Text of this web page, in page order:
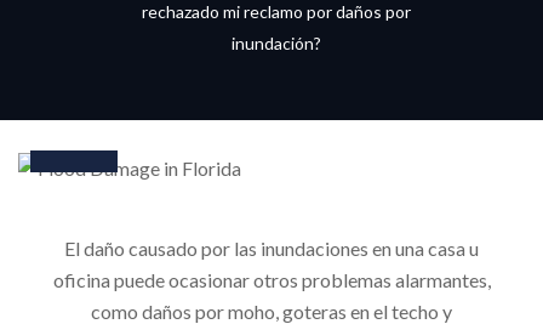
rechazado mi reclamo por daños por
inundación?
El daño causado por las inundaciones en una casa u
oficina puede ocasionar otros problemas alarmantes,
como daños por moho, goteras en el techo y